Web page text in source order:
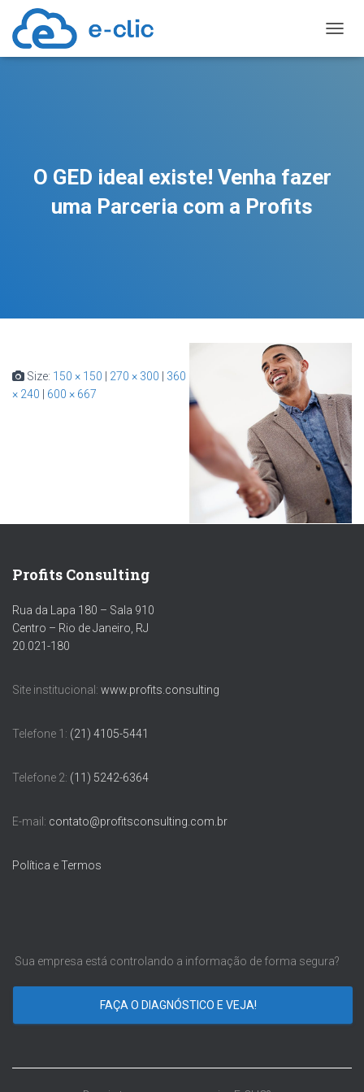
O GED ideal existe! Venha fazer
uma Parceria com a Profits
Size: 150 × 150 270 × 300
360
× 240
600 × 667
Profits Consulting
Rua da Lapa 180 – Sala 910
Centro – Rio de Janeiro, RJ
20.021-180
Site institucional: www.profits.consulting
Telefone 1: (21) 4105-5441
Telefone 2: (11) 5242-6364
E-mail: contato@profitsconsulting.com.br
Política e Termos
Sua empresa está controlando a informação de forma segura?
FAÇA O DIAGNÓSTICO E VEJA!